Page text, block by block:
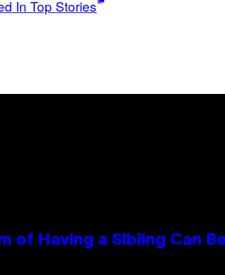
In Top Stories
of Having a Sibling Can